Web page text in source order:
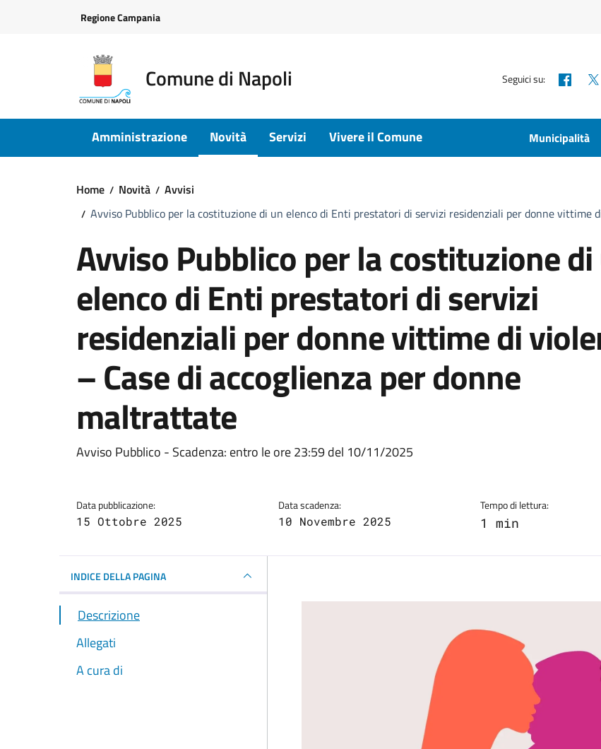
Regione Campania
Comune di Napoli Seguici su:
Amministrazione Novità Servizi Vivere il Comune Municipalità
Home Novità
Avvisi
Avviso Pubblico per la costituzione di un elenco di Enti prestatori di servizi residenziali per donne vittime
Avviso Pubblico per la costituzione
elenco di Enti prestatori di servizi
residenziali per donne vittime di
– Case di accoglienza per donne
maltrattate
Dettagli della notizia
Avviso Pubblico - Scadenza: entro le ore 23:59 del 10/11/2025
Data pubblicazione:
15 Ottobre 2025
Data scadenza:
10 Novembre 2025
Tempo di lettura:
1 min
INDICE DELLA PAGINA
Descrizione
Allegati
A cura di